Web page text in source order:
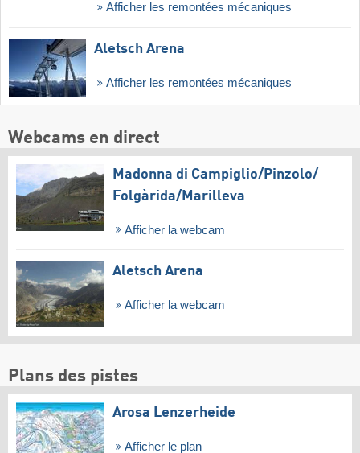
Afficher les remontées mécaniques
Aletsch Arena
Afficher les remontées mécaniques
Webcams en direct
Madonna di Campiglio/​Pinzolo/​
Folgàrida/​Marilleva
Afficher la webcam
Aletsch Arena
Afficher la webcam
Plans des pistes
Arosa Lenzerheide
Afficher le plan